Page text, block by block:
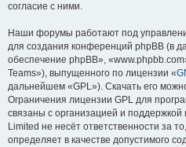
согласие с ними.
Наши форумы работают под
для создания конференций phpBB (в
обеспечение phpBB»,
Teams»), выпущенного по лицензии «
дальнейшем «GPL»). Скачать его
Ограничения лицензии GPL для
связаны с организацией и
Limited не несёт ответственности за
определяет в качестве допустимого